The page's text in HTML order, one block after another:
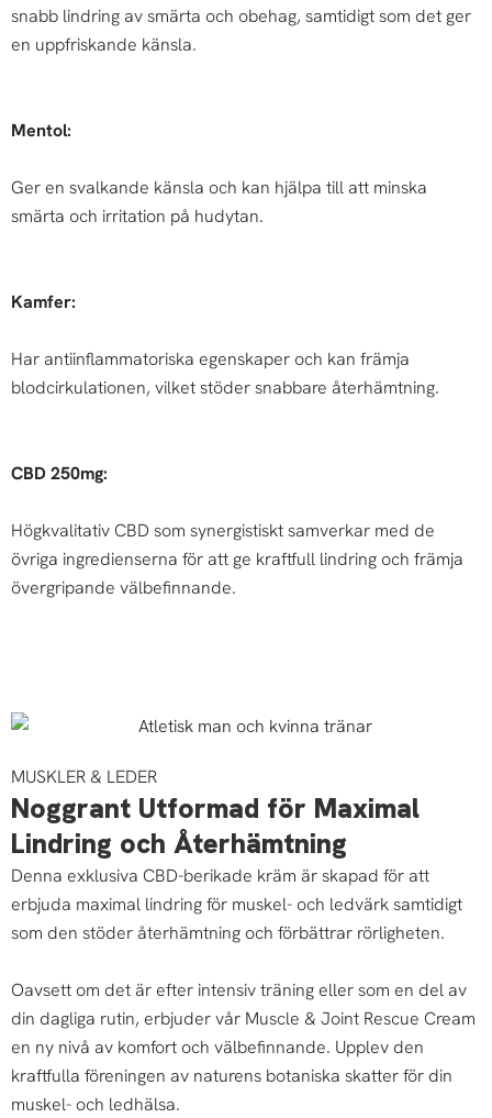
snabb lindring av smärta och obehag, samtidigt som det ger
en uppfriskande känsla.
Mentol:
Ger en svalkande känsla och kan hjälpa till att minska
smärta och irritation på hudytan.
Kamfer:
Har antiinflammatoriska egenskaper och kan främja
blodcirkulationen, vilket stöder snabbare återhämtning.
CBD 250mg:
Högkvalitativ CBD som synergistiskt samverkar med de
övriga ingredienserna för att ge kraftfull lindring och främja
övergripande välbefinnande.
MUSKLER & LEDER
Noggrant Utformad för Maximal
Lindring och Återhämtning
Denna exklusiva CBD-berikade kräm är skapad för att
erbjuda maximal lindring för muskel- och ledvärk samtidigt
som den stöder återhämtning och förbättrar rörligheten.
Oavsett om det är efter intensiv träning eller som en del av
din dagliga rutin, erbjuder vår Muscle & Joint Rescue Cream
en ny nivå av komfort och välbefinnande. Upplev den
kraftfulla föreningen av naturens botaniska skatter för din
muskel- och ledhälsa.